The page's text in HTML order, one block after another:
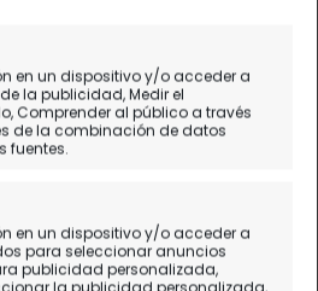
en un dispositivo y/o acceder a
la publicidad, Medir el
Comprender al público a través
de la combinación de datos
fuentes.
en un dispositivo y/o acceder a
para seleccionar anuncios
publicidad personalizada,
de la Quintana
Liendo